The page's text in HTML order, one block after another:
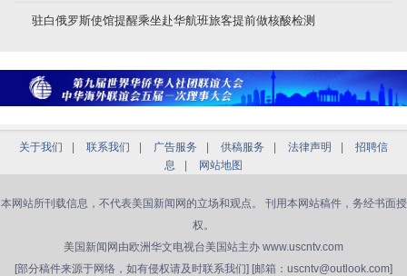
驻白俄罗斯使馆提醒乘坐赴华航班旅客提前做核酸检测
关于我们 联系我们 广告服务 供稿服务 法律声明
招聘信
息
网站地图
本网站所刊载信息，不代表美国新闻网的立场和观点。 刊用本网站稿件，务经书面授
权。
美国新闻网由欧洲华文电视台美国站主办 www.uscntv.com
[部分稿件来源于网络，如有侵权请及时联系我们] [邮箱：uscntv@outlook.com]